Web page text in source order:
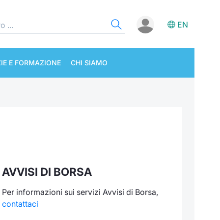
EN
E FORMAZIONE CHI SIAMO
AVVISI DI BORSA
Per informazioni sui servizi Avvisi di Borsa,
contattaci